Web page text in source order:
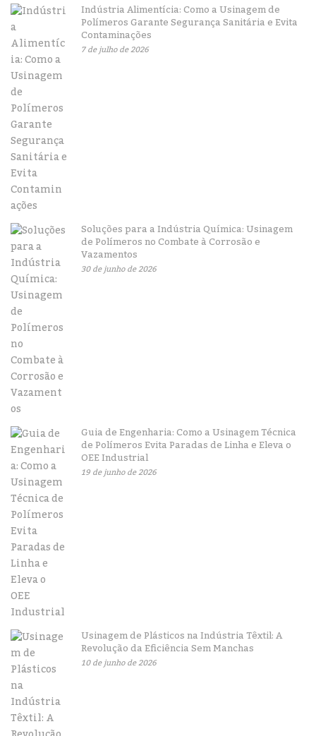
Indústria Alimentícia: Como a Usinagem de
Polímeros Garante Segurança Sanitária e Evita
Contaminações
7 de julho de 2026
Soluções para a Indústria Química: Usinagem
de Polímeros no Combate à Corrosão e
Vazamentos
30 de junho de 2026
Guia de Engenharia: Como a Usinagem Técnica
de Polímeros Evita Paradas de Linha e Eleva o
OEE Industrial
19 de junho de 2026
Usinagem de Plásticos na Indústria Têxtil: A
Revolução da Eficiência Sem Manchas
10 de junho de 2026